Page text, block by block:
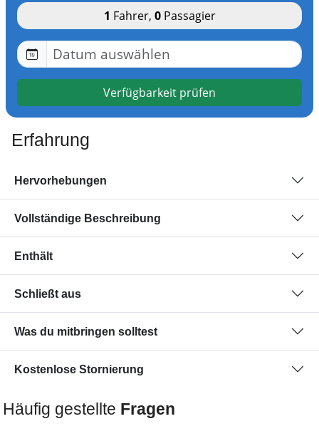
1 Fahrer, 0Passagier
Verfügbarkeit prüfen
Erfahrung
Hervorhebungen
Vollständige Beschreibung
Enthält
Schließt aus
Was du mitbringen solltest
Kostenlose Stornierung
Häufig gestellte Fragen